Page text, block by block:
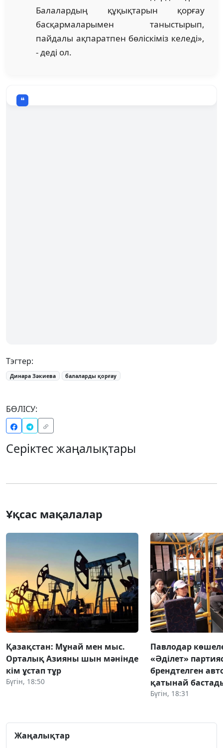
Балалардың құқықтарын қорғау
басқармаларымен таныстырып,
пайдалы ақпаратпен бөліскіміз келеді»,
- деді ол.
Тэгтер:
Динара Зәкиева балаларды қорғау
БӨЛІСУ:
Серіктес жаңалықтары
Ұқсас мақалалар
Қазақстан: Мұнай мен мыс.
Орталық Азияны шын мәнінде
кім ұстап тұр
Бүгін, 18:50
Павлодар
«Әділет»
брендтелген
қатынай
Бүгін, 18:31
Жаңалықтар